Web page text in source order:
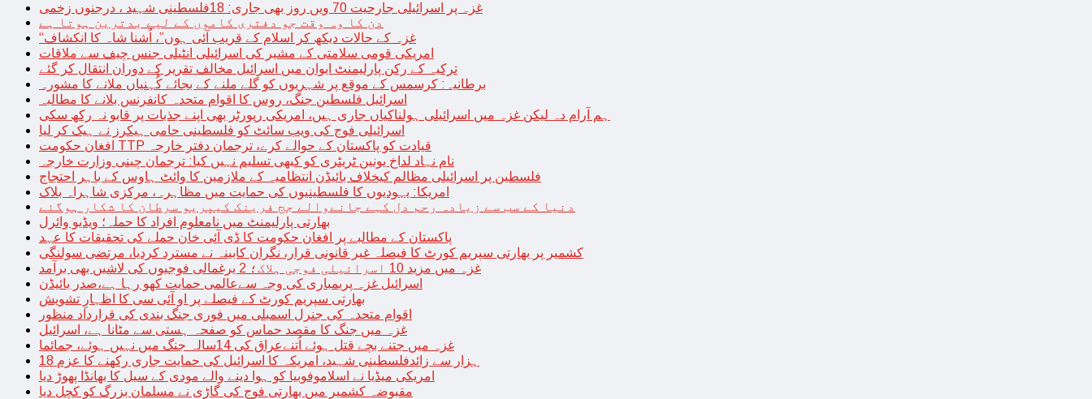
غزہ پر اسرائیلی جارحیت 70 ویں روز بھی جاری: 18فلسطینی شہید ، درجنوں زخمی
دن کا وہ وقت جو دفتری کاموں کے لیے بدترین ہوتا ہے
“غزہ کے حالات دیکھ کر اسلام کے قریب آئی ہوں”، اُشنا شاہ کا انکشاف
امریکی قومی سلامتی کے مشیر کی اسرائیلی انٹیلی جنس چیف سے ملاقات
ترکیہ کے رکن پارلیمنٹ ایوان میں اسرائیل مخالف تقریر کے دوران انتقال کر گئے
برطانیہ: کرسمس کے موقع پر شہریوں کو گلے ملنے کے بجائے کُہنیاں ملانے کا مشورہ
اسرائیل فلسطین جنگ، روس کا اقوام متحدہ کانفرنس بلانے کا مطالبہ
ہم آرام دہ لیکن غزہ میں اسرائیلی ہولناکیاں جاری ہیں، امریکی رپورٹر بھی اپنے جذبات پر قابو نہ رکھ سکی
اسرائیلی فوج کی ویب سائٹ کو فلسطینی حامی ہیکرز نے ہیک کر لیا
افغان حکومت TTP قیادت کو پاکستان کے حوالے کرے، ترجمان دفتر خارجہ
نام نہاد لداخ یونین ٹریٹری کو کبھی تسلیم نہیں کیا: ترجمان چینی وزارت خارجہ
فلسطین پر اسرائیلی مظالم کیخلاف بائیڈن انتظامیہ کے ملازمین کا وائٹ ہاوس کے باہر احتجاج
امریکا: یہودیوں کا فلسطینیوں کی حمایت میں مظاہرہ، مرکزی شاہراہ بلاک
دنیا کے سب سے زیادہ رحم دل کہے جانےوالے جج فرینک کیپریو سرطان کا شکار ہوگئے
بھارتی پارلیمنٹ میں نامعلوم افراد کا حملہ؛ ویڈیو وائرل
پاکستان کے مطالبے پر افغان حکومت کا ڈی آئی خان حملے کی تحقیقات کا عہد
کشمیر پر بھارتی سپریم کورٹ کا فیصلہ غیر قانونی قرار، نگران کابینہ نے مسترد کردیا، مرتضی سولنگی
غزہ میں مزید 10 اسرائیلی فوجی ہلاک؛ 2 یرغمالی فوجیوں کی لاشیں بھی برآمد
اسرائیل غزہ پربمباری کی وجہ سےعالمی حمایت کھو رہا ہے،صدر بائیڈن
بھارتی سپریم کورٹ کے فیصلے پر او آئی سی کا اظہارِ تشویش
اقوام متحدہ کی جنرل اسمبلی میں فوری جنگ بندی کی قرارداد منظور
غزہ میں جنگ کا مقصد حماس کو صفحہ ہستی سے مٹانا ہے، اسرائیل
غزہ میں جتنے بچے قتل ہوئے اُتنےعراق کی 14سالہ جنگ میں نہیں ہوئے، جمائما
18 ہزار سے زائدفلسطینی شہید، امریکہ کا اسرائیل کی حمایت جاری رکھنے کا عزم
امریکی میڈیا نے اسلاموفوبیا کو ہوا دینے والے مودی کے سیل کا بھانڈا پھوڑ دیا
مقبوضہ کشمیر میں بھارتی فوج کی گاڑی نے مسلمان بزرگ کو کچل دیا